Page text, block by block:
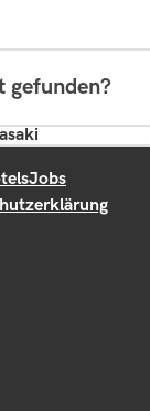
gefunden?
Jobs